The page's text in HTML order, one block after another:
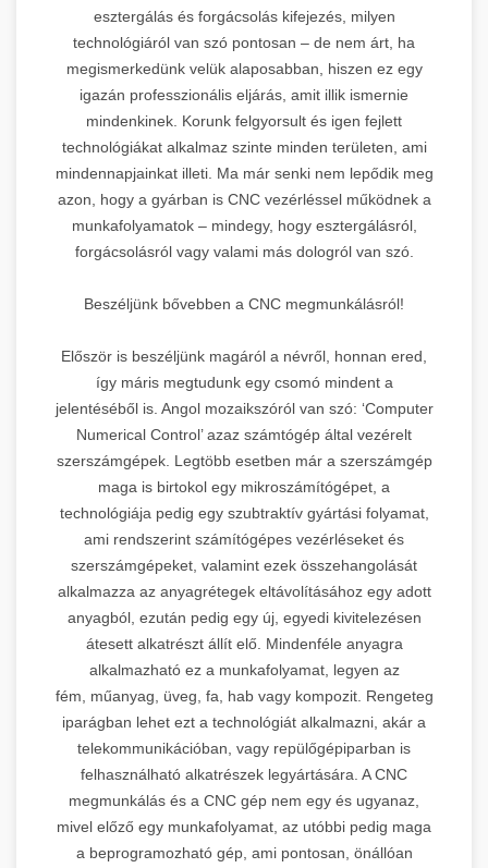
esztergálás és forgácsolás kifejezés, milyen
technológiáról van szó pontosan – de nem árt, ha
megismerkedünk velük alaposabban, hiszen ez egy
igazán professzionális eljárás, amit illik ismernie
mindenkinek. Korunk felgyorsult és igen fejlett
technológiákat alkalmaz szinte minden területen, ami
mindennapjainkat illeti. Ma már senki nem lepődik meg
azon, hogy a gyárban is CNC vezérléssel működnek a
munkafolyamatok – mindegy, hogy esztergálásról,
forgácsolásról vagy valami más dologról van szó.
Beszéljünk bővebben a CNC megmunkálásról!
Először is beszéljünk magáról a névről, honnan ered,
így máris megtudunk egy csomó mindent a
jelentéséből is. Angol mozaikszóról van szó: ‘Computer
Numerical Control’ azaz számtógép által vezérelt
szerszámgépek. Legtöbb esetben már a szerszámgép
maga is birtokol egy mikroszámítógépet, a
technológiája pedig egy szubtraktív gyártási folyamat,
ami rendszerint számítógépes vezérléseket és
szerszámgépeket, valamint ezek összehangolását
alkalmazza az anyagrétegek eltávolításához egy adott
anyagból, ezután pedig egy új, egyedi kivitelezésen
átesett alkatrészt állít elő. Mindenféle anyagra
alkalmazható ez a munkafolyamat, legyen az
fém, műanyag, üveg, fa, hab vagy kompozit. Rengeteg
iparágban lehet ezt a technológiát alkalmazni, akár a
telekommunikációban, vagy repülőgépiparban is
felhasználható alkatrészek legyártására. A CNC
megmunkálás és a CNC gép nem egy és ugyanaz,
mivel előző egy munkafolyamat, az utóbbi pedig maga
a beprogramozható gép, ami pontosan, önállóan